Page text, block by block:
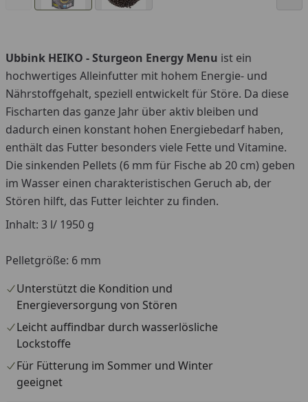
Ubbink HEIKO - Sturgeon Energy Menu ist ein
hochwertiges Alleinfutter mit hohem Energie- und
Nährstoffgehalt, speziell entwickelt für Störe. Da diese
Fischarten das ganze Jahr über aktiv bleiben und
dadurch einen konstant hohen Energiebedarf haben,
enthält das Futter besonders viele Fette und Vitamine.
Die sinkenden Pellets (6 mm für Fische ab 20 cm) geben
im Wasser einen charakteristischen Geruch ab, der
Stören hilft, das Futter leichter zu finden.
Inhalt: 3 l/ 1950 g
Pelletgröße: 6 mm
Unterstützt die Kondition und
Energieversorgung von Stören
Leicht auffindbar durch wasserlösliche
Lockstoffe
Für Fütterung im Sommer und Winter
geeignet